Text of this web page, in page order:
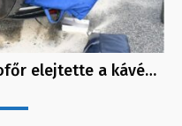
elejtette a kávé…